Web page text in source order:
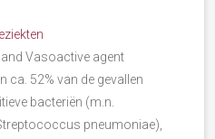
Vasoactive agent
52% van de gevallen
bacteriën (m.n.
pneumoniae),